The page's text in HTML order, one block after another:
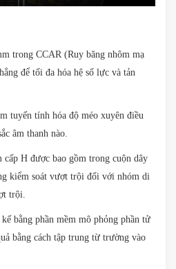
trong CCAR (Ruy băng nhôm mạ
để tối đa hóa hệ số lực và tản
tuyến tính hóa độ méo xuyên điều
âm thanh nào.
H được bao gồm trong cuộn dây
kiểm soát vượt trội đối với nhóm di
trội.
bằng phần mềm mô phỏng phần tử
bằng cách tập trung từ trường vào